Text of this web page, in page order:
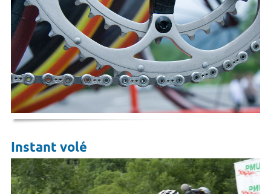
Instant volé